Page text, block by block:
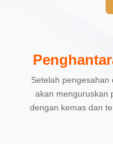
Setelah
akan menguruskan
dengan kemas dan